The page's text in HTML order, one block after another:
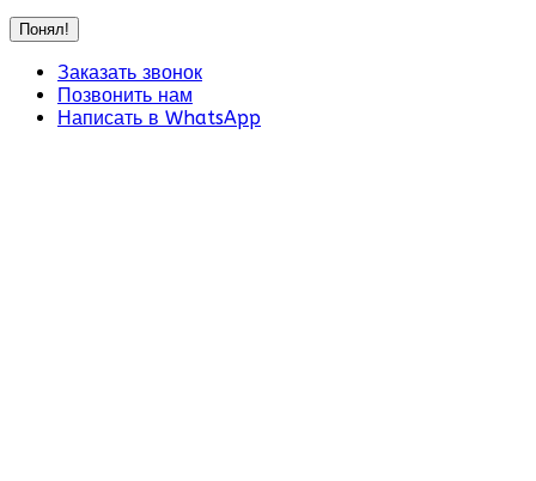
Понял!
Заказать звонок
Позвонить нам
Написать в WhatsApp